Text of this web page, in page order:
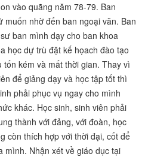
vào quãng năm 78-79. Ban
nhờ đến ban ngoại văn. Ban
ban mình dạy cho ban khoa
học dự trù đặt kế họach đào tạo
kém và mất thời gian. Thay vì
để giảng dạy và học tập tốt thì
phải phục vụ ngay cho mình
khác. Học sinh, sinh viên phải
thành với đảng, với đoàn, học
còn thích hợp với thời đại, cốt để
mình. Nhận xét về giáo dục tại